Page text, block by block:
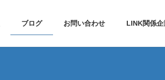
ブログ お問い合わせ LINK関係企